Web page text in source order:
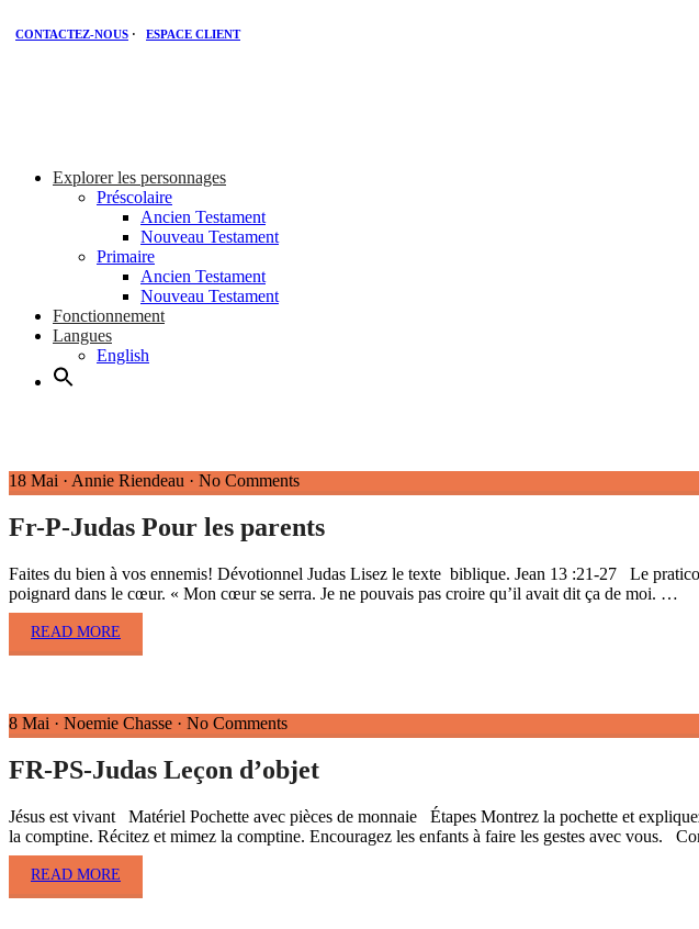
CONTACTEZ-NOUS · ESPACE CLIENT
Explorer les personnages
Préscolaire
Ancien Testament
Nouveau Testament
Primaire
Ancien Testament
Nouveau Testament
Fonctionnement
Langues
English
18 Mai · Annie Riendeau · No Comments
Fr-P-Judas Pour les parents
Faites du bien à vos ennemis! Dévotionnel Judas Lisez le texte biblique. Jean 13 :21-27 Le
poignard dans le cœur. « Mon cœur se serra. Je ne pouvais pas croire qu’il avait dit ça de moi. …
READ MORE
8 Mai · Noemie Chasse · No Comments
FR-PS-Judas Leçon d’objet
Jésus est vivant Matériel Pochette avec pièces de monnaie Étapes Montrez la pochette et
la comptine. Récitez et mimez la comptine. Encouragez les enfants à faire les gestes avec vous.
READ MORE